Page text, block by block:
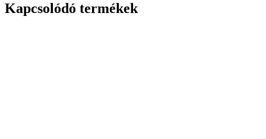
Kapcsolódó termékek